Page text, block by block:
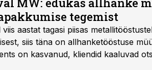
tegemist
viis aastat tagasi piisas
siis täna on allhanketööstuse
on kasvanud, kliendid kaaluvad